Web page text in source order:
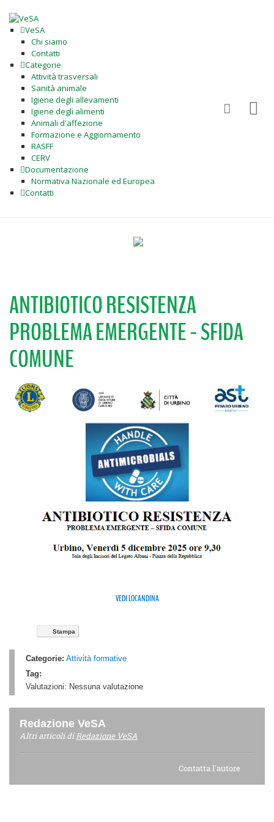
VeSA
Chi siamo
Contatti
Categorie
Attività trasversali
Sanità animale
Igiene degli allevamenti
Igiene degli alimenti
Animali d'affezione
Formazione e Aggiornamento
RASFF
CERV
Documentazione
Normativa Nazionale ed Europea
Contatti
ANTIBIOTICO RESISTENZA
PROBLEMA EMERGENTE - SFIDA
COMUNE
VEDI LOCANDINA
Stampa
Categorie: Attività formative
Tag:
Valutazioni: Nessuna valutazione
Redazione VeSA
Altri articoli diRedazione VeSA
Contatta l'autore